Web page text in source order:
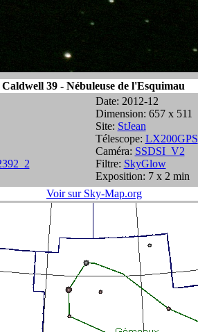
Caldwell 39 - Nébuleuse de l'Esquimau
Date: 2012-12
Dimension: 657 x 511
Site: StJean
Télescope: LX200GPS
Caméra: SSDSI_V2
Filtre: SkyGlow
Exposition: 7 x 2 min
Voir sur Sky-Map.org